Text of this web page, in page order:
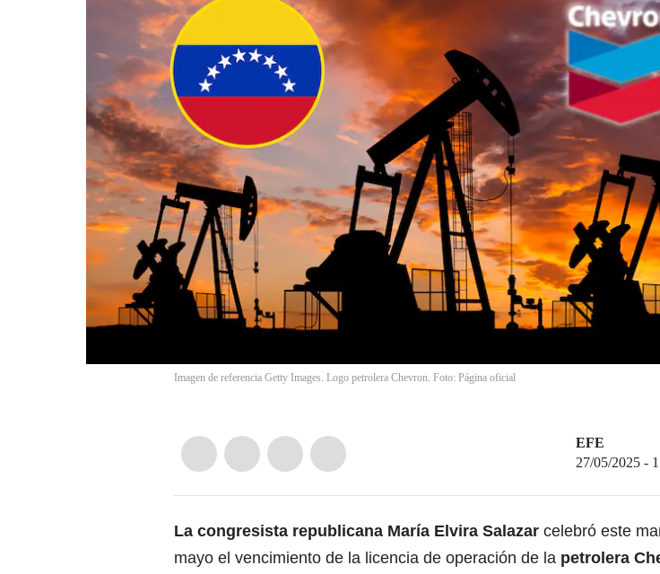
Imagen de referencia Getty Images. Logo petrolera Chevron. Foto: Página oficial
EFE
27/05/2025 -
La congresista republicana María Elvira Salazar celebró este
mayo el vencimiento de la licencia de operación de la petrolera